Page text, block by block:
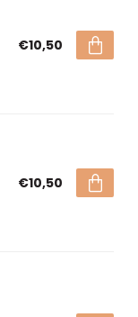
€10,50
€10,50